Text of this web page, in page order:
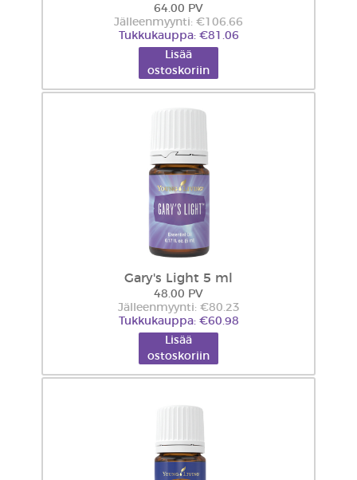
64.00 PV
Jälleenmyynti: €106.66
Tukkukauppa: €81.06
Lisää
ostoskoriin
Gary's Light 5 ml
48.00 PV
Jälleenmyynti: €80.23
Tukkukauppa: €60.98
Lisää
ostoskoriin